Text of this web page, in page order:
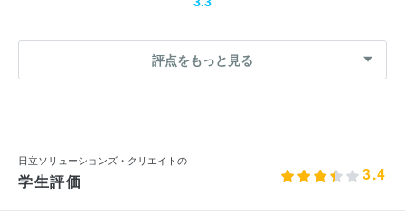
評点をもっと見る
日立ソリューションズ・クリエイトの
学生評価 3.4